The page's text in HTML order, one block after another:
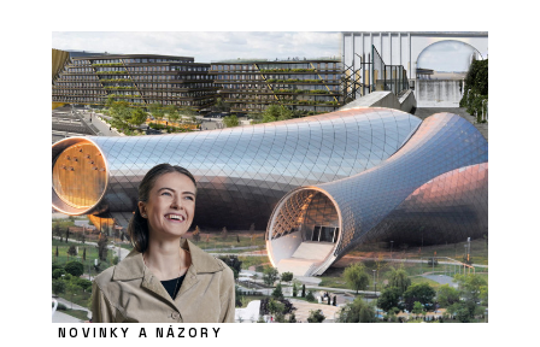
NOVINKY A NÁZORY